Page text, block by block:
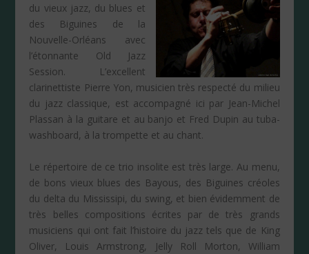
du vieux jazz, du blues et
des Biguines de la
Nouvelle-Orléans avec
l’étonnante Old Jazz
Session. L’excellent
clarinettiste Pierre Yon, musicien très respecté du milieu
du jazz classique, est accompagné ici par Jean-Michel
Plassan à la guitare et au banjo et Fred Dupin au tuba-
washboard, à la trompette et au chant.
Le répertoire de ce trio insolite est très large. Au menu,
de bons vieux blues des Bayous, des Biguines créoles
du delta du Mississipi, du swing, et bien évidemment de
très belles compositions écrites par de très grands
musiciens qui ont fait l’histoire du jazz tels que de King
Oliver, Louis Armstrong, Jelly Roll Morton, William